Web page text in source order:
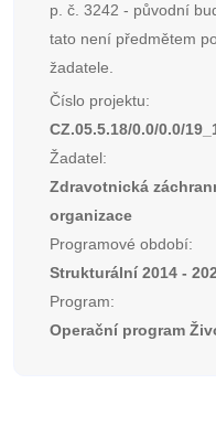
p. č. 3242 - původní
tato není předmětem
žadatele.
Číslo projektu:
CZ.05.5.18/0.0/0.0/
Žadatel:
Zdravotnická
organizace
Programové období:
Strukturální 2014 -
Program:
Operační program